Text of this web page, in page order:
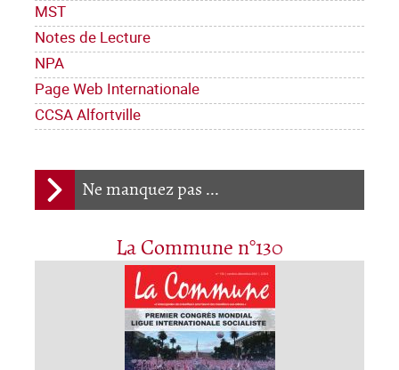
MST
Notes de Lecture
NPA
Page Web Internationale
CCSA Alfortville
Ne manquez pas ...
La Commune n°130